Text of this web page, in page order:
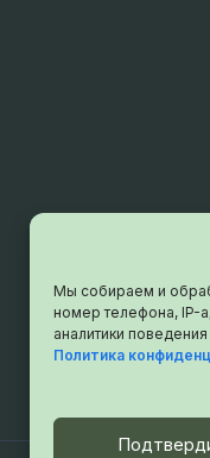
Мы собираем и
номер телефона, IP-
аналитики
Политика